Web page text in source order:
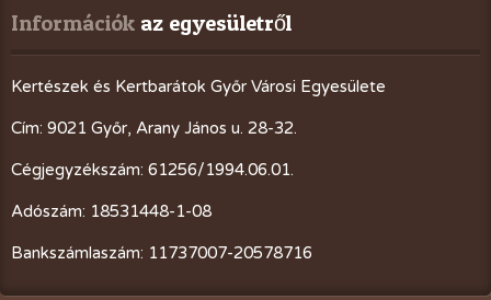
Információk az egyesületről
Kertészek és Kertbarátok Győr Városi Egyesülete
Cím: 9021 Győr, Arany János u. 28-32.
Cégjegyzékszám: 61256/1994.06.01.
Adószám: 18531448-1-08
Bankszámlaszám: 11737007-20578716